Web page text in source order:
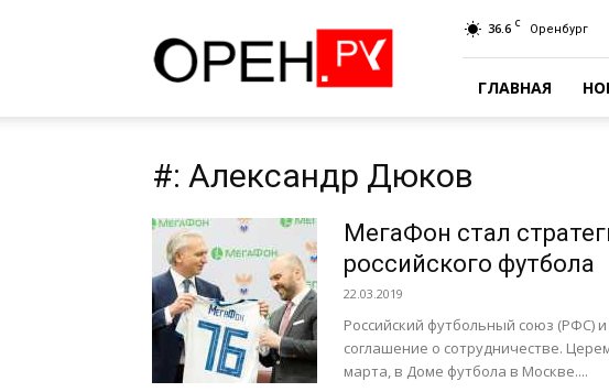
36.6 C Оренбург
ГЛАВНАЯ
#: Александр Дюков
МегаФон стал
российского футбола
22.03.2019
Российский футбольный союз (РФС)
соглашение о сотрудничестве.
марта, в Доме футбола в Москве....